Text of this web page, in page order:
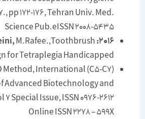
No 7., pp 172-176, Tehran Univ. Med.
Science Pub.eISSN 2008-5435
2016: Hassan S. Naeini,
M.Rafee.,Toothbrush
Design for Tetraplegia Handicapped
UCD Method, International
of Advanced Biotechnology and
Vol 7 Special Issue, ISSN 0976-2612
Online ISSN 2278 – 599X